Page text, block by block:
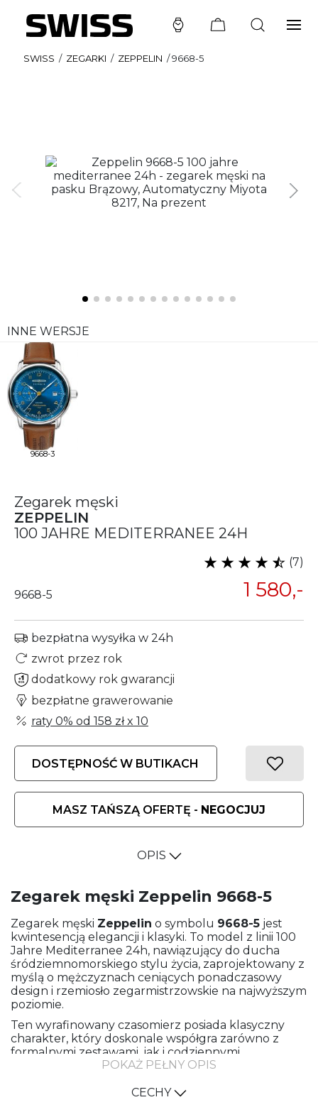
SWISS / ZEGARKI / ZEPPELIN /9668-5
INNE WERSJE
9668-3
Zegarek męski
ZEPPELIN
100 JAHRE MEDITERRANEE 24H
(7)
9668-5 1 580,-
bezpłatna wysyłka w 24h
zwrot przez rok
dodatkowy rok gwarancji
bezpłatne grawerowanie
raty 0% od 158 złx 10
DOSTĘPNOŚĆ W BUTIKACH
MASZ TAŃSZĄ OFERTĘ - NEGOCJUJ
OPIS
Zegarek męski Zeppelin 9668-5
Zegarek męski Zeppelin o symbolu 9668-5 jest
kwintesencją elegancji i klasyki. To model z linii 100
Jahre Mediterranee 24h, nawiązujący do ducha
śródziemnomorskiego stylu życia, zaprojektowany z
myślą o mężczyznach ceniących ponadczasowy
design i rzemiosło zegarmistrzowskie na najwyższym
poziomie.
Ten wyrafinowany czasomierz posiada klasyczny
charakter, który doskonale współgra zarówno z
formalnymi zestawami, jak i codziennymi
stylizacjami. Wykonany z wysokiej jakości
kopertą o okrągłym kształcie, która idealnie
POKAŻ PEŁNY OPIS
CECHY